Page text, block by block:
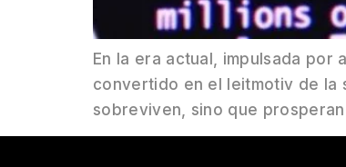
En la era actual, impulsada
convertido en el leitmotiv de la
sobreviven, sino que